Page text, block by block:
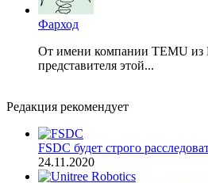
Фарход
От имени компании TEMU из
представителя этой...
Редакция рекомендует
FSDC будет строго
24.11.2020